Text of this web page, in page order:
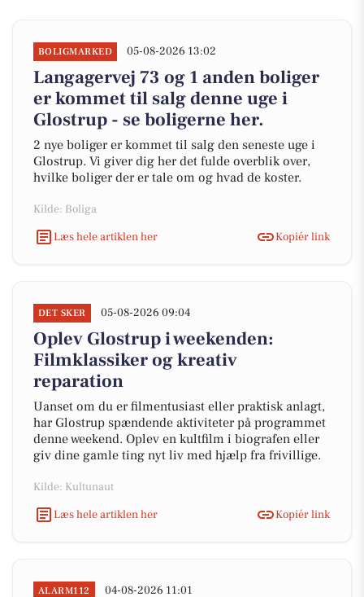
BOLIGMARKED 05-08-2026 13:02
Langagervej 73 og 1 anden boliger
er kommet til salg denne uge i
Glostrup - se boligerne her.
2 nye boliger er kommet til salg den seneste uge i
Glostrup. Vi giver dig her det fulde overblik over,
hvilke boliger der er tale om og hvad de koster.
Kilde: Boliga
Læs hele artiklen her
Kopiér link
DET SKER 05-08-2026 09:04
Oplev Glostrup i weekenden:
Filmklassiker og kreativ
reparation
Uanset om du er filmentusiast eller praktisk anlagt,
har Glostrup spændende aktiviteter på programmet
denne weekend. Oplev en kultfilm i biografen eller
giv dine gamle ting nyt liv med hjælp fra frivillige.
Kilde: Kultunaut
Læs hele artiklen her
Kopiér link
ALARM112 04-08-2026 11:01